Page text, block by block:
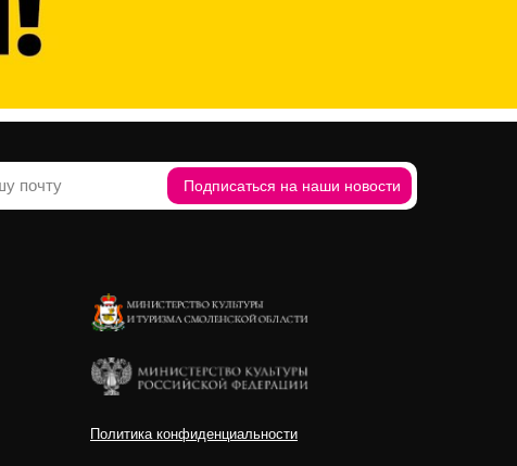
Политика конфиденциальности
Подписаться на наши новости